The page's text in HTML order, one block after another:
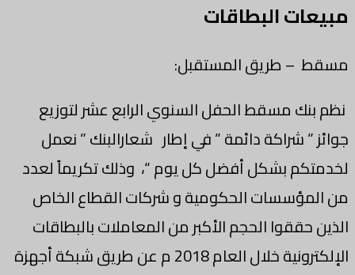
مبيعات البطاقات
مسقط – طريق المستقبل:
نظم بنك مسقط الحفل السنوي الرابع عشر لتوزيع
جوائز ” شراكة دائمة ” في إطار شعارالبنك ” نعمل
لخدمتكم بشكل أفضل كل يوم “، وذلك تكريماً لعدد
من المؤسسات الحكومية و شركات القطاع الخاص
الذين حققوا الحجم الأكبر من المعاملات بالبطاقات
الإلكترونية خلال العام 2018 م عن طريق شبكة أجهزة